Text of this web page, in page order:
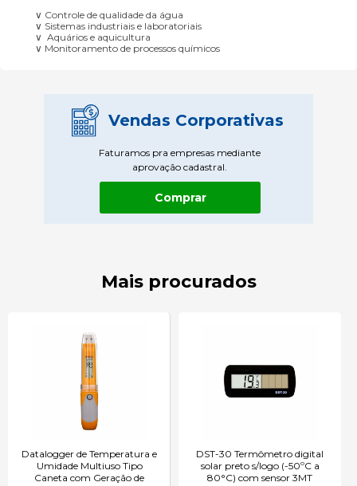
∨ Controle de qualidade da água
∨ Sistemas industriais e laboratoriais
∨ Aquários e aquicultura
∨ Monitoramento de processos químicos
Vendas Corporativas
Faturamos pra empresas mediante
aprovação cadastral.
Comprar
Mais procurados
Datalogger de Temperatura e
Umidade Multiuso Tipo
Caneta com Geração de
DST-30 Termômetro digital
solar preto s/logo (-50ºC a
80°C) com sensor 3MT